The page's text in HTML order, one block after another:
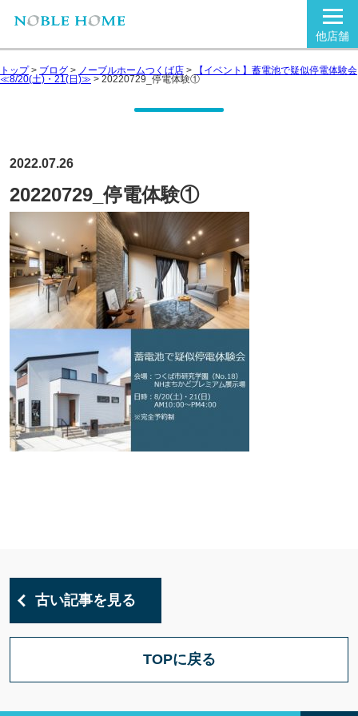
他店舗
トップ> ブログ > ノーブルホームつくば店 > 【イベント】蓄電池で疑似停電体験会
≪8/20(土)・21(日)≫ > 20220729_停電体験①
2022.07.26
20220729_停電体験①
古い記事を見る
TOPに戻る